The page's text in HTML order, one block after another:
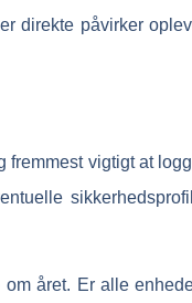
direkte påvirker
vigtigt at
året. Er alle